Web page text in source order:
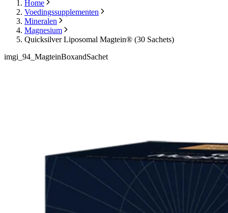
Home
Voedingssupplementen
Mineralen
Magnesium
Quicksilver Liposomal Magtein® (30 Sachets)
imgi_94_MagteinBoxandSachet